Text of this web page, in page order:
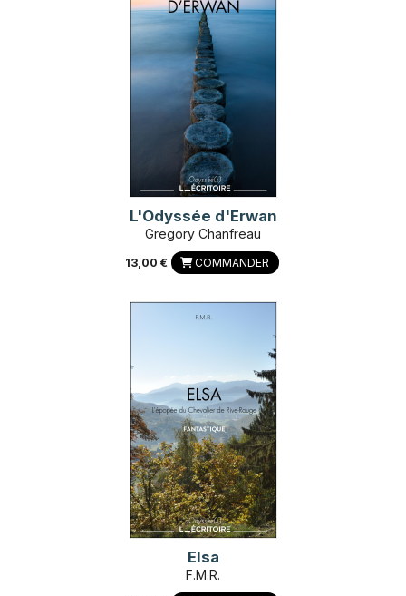
L'Odyssée d'Erwan
Gregory Chanfreau
13,00 € COMMANDER
Elsa
F.M.R.